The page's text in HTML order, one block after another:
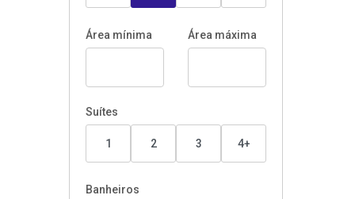
Área mínima Área máxima
Suítes
1 2 3 4+
Banheiros